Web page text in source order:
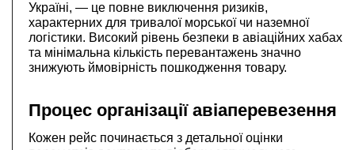
Україні, — це повне виключення ризиків,
характерних для тривалої морської чи наземної
логістики. Високий рівень безпеки в авіаційних хабах
та мінімальна кількість перевантажень значно
знижують ймовірність пошкодження товару.
Процес організації авіаперевезення
Кожен рейс починається з детальної оцінки